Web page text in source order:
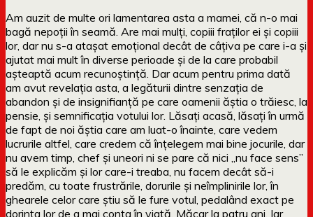
Am auzit de multe ori lamentarea asta a mamei, că n-o mai
bagă nepoții în seamă. Are mai mulți, copiii fraților ei și copiii
lor, dar nu s-a atașat emoțional decât de câțiva pe care i-a și
ajutat mai mult în diverse perioade și de la care probabil
așteaptă acum recunoștință. Dar acum pentru prima dată
am avut revelația asta, a legăturii dintre senzația de
abandon și de insignifianță pe care oamenii ăștia o trăiesc, la
pensie, și semnificația votului lor. Lăsați acasă, lăsați în urmă
de fapt de noi ăștia care am luat-o înainte, care vedem
lucrurile altfel, care credem că înțelegem mai bine jocurile, dar
nu avem timp, chef și uneori ni se pare că nici „nu face sens”
să le explicăm și lor care-i treaba, nu facem decât să-i
predăm, cu toate frustrările, dorurile și neîmplinirile lor, în
ghearele celor care știu să le fure votul, pedalând exact pe
dorința lor de a mai conta în viață. Măcar la patru ani. Iar